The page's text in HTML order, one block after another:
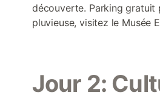
découverte. Parking gratuit
pluvieuse, visitez le Musée
Jour 2: